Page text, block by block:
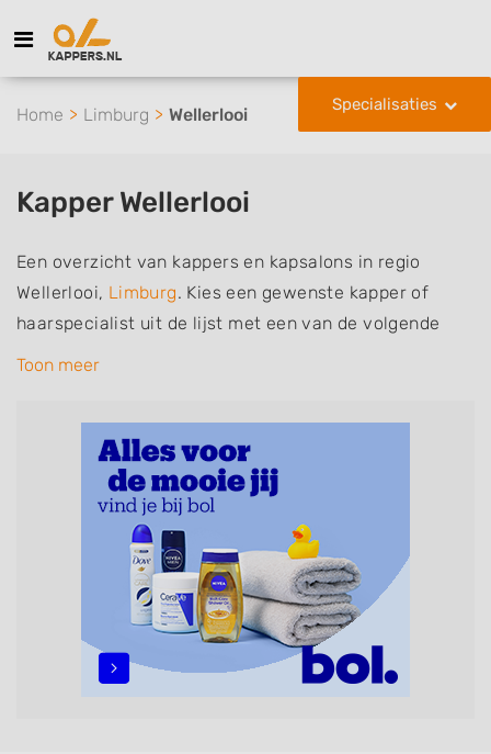
Specialisaties
Home Limburg Wellerlooi
Kapper Wellerlooi
Een overzicht van kappers en kapsalons in regio
Wellerlooi, Limburg. Kies een gewenste kapper of
haarspecialist uit de lijst met een van de volgende
specialisaties of aantekeningen: mannen of
zonder afspraak terecht kunt. De vermelde kappers
kunnen uw haren wassen, knippen, föhnen en kleuren,
maar ook helpen met extensions, balyage, invlechten,
opsteken, weave, een keratinebehandeling, een
permanent, een bruidkapsel, make-up & visagie,
epileren, schoonheidsbehandelingen, het trimmen van
een baard en pruiken. U kunt de zoekresultaten
filteren met behulp van de specialisatie filter en u
Toon meer